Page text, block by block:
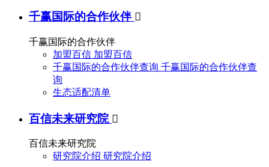
千赢国际的合作伙伴 
千赢国际的合作伙伴
加盟百信 加盟百信
千赢国际的合作伙伴查询 千赢国际的合作伙伴查
询
生态适配清单
百信未来研究院 
百信未来研究院
研究院介绍 研究院介绍